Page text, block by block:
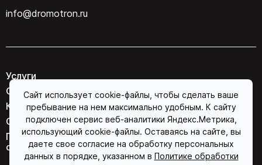
info@dromotron.ru
Услуги
О компании
Контакты
Соглашение об обработке персональных данных
Политика конфиденциальности в отношении
обработки персональных данных
Сайт использует cookie-файлы, чтобы сделать ваше
пребывание на нем максимально удобным. К сайту
подключен сервис веб-аналитики Яндекс.Метрика,
использующий cookie-файлы. Оставаясь на сайте, вы
даете свое согласие на обработку персональных
данных в порядке, указанном в Политике обработки